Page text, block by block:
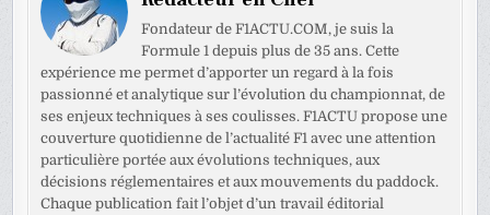
Fondateur de F1ACTU.COM, je suis la
Formule 1 depuis plus de 35 ans. Cette
expérience me permet d’apporter un regard à la fois
passionné et analytique sur l’évolution du championnat, de
ses enjeux techniques à ses coulisses. F1ACTU propose une
couverture quotidienne de l’actualité F1 avec une attention
particulière portée aux évolutions techniques, aux
décisions réglementaires et aux mouvements du paddock.
Chaque publication fait l’objet d’un travail éditorial